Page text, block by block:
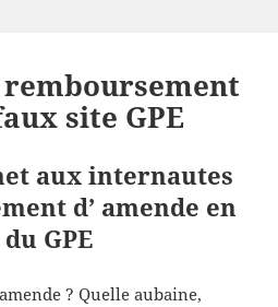
site GPE
aux internautes
d’ amende en
GPE
? Quelle aubaine,